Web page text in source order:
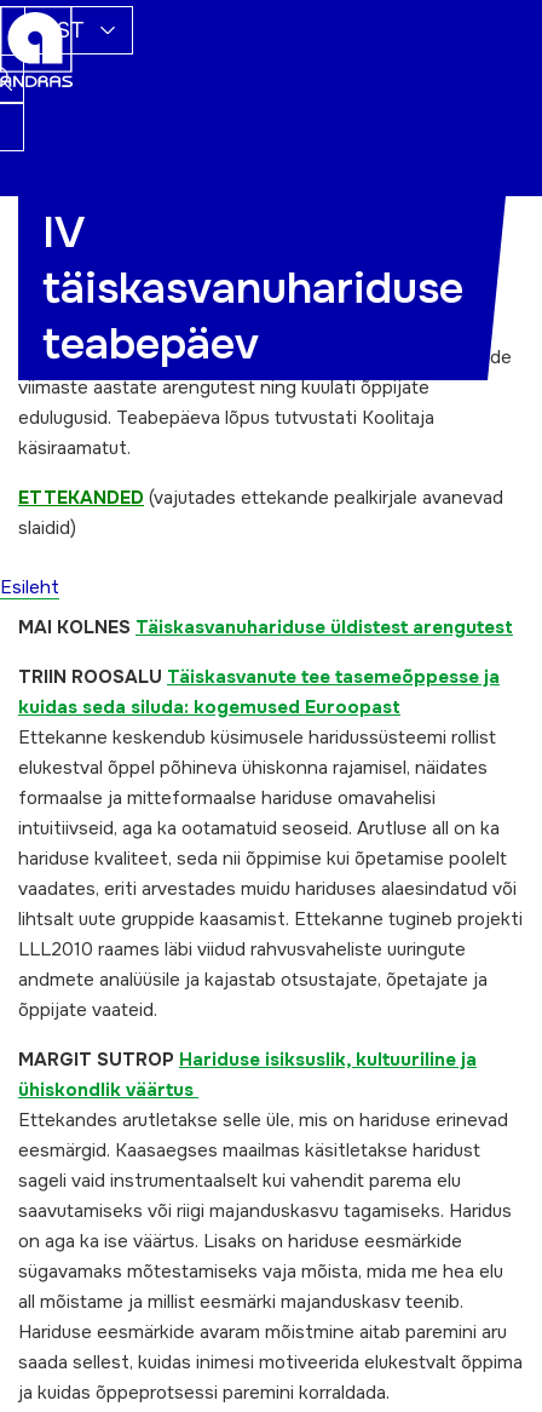
EST
Esileht
IV
täiskasvanuhariduse
teabepäev
Teisipäeval, 15. novembril, toimus Tallinnas
täiskasvanuhariduse teabepäev, millest võttis osa üle 130
inimese.
Teabepäeval tutvustatati erinevaid uuringuid, anti ülevaade
viimaste aastate arengutest ning kuulati õppijate
edulugusid. Teabepäeva lõpus tutvustati Koolitaja
käsiraamatut.
ETTEKANDED (vajutades ettekande pealkirjale avanevad
slaidid)
MAI KOLNES Täiskasvanuhariduse üldistest arengutest
TRIIN ROOSALU Täiskasvanute tee tasemeõppesse ja
kuidas seda siluda: kogemused Euroopast
Ettekanne keskendub küsimusele haridussüsteemi rollist
elukestval õppel põhineva ühiskonna rajamisel, näidates
formaalse ja mitteformaalse hariduse omavahelisi
intuitiivseid, aga ka ootamatuid seoseid. Arutluse all on ka
hariduse kvaliteet, seda nii õppimise kui õpetamise poolelt
vaadates, eriti arvestades muidu hariduses alaesindatud või
lihtsalt uute gruppide kaasamist. Ettekanne tugineb projekti
LLL2010 raames läbi viidud rahvusvaheliste uuringute
andmete analüüsile ja kajastab otsustajate, õpetajate ja
õppijate vaateid.
MARGIT SUTROP Hariduse isiksuslik, kultuuriline ja
ühiskondlik väärtus
Ettekandes arutletakse selle üle, mis on hariduse erinevad
eesmärgid. Kaasaegses maailmas käsitletakse haridust
sageli vaid instrumentaalselt kui vahendit parema elu
saavutamiseks või riigi majanduskasvu tagamiseks. Haridus
on aga ka ise väärtus. Lisaks on hariduse eesmärkide
sügavamaks mõtestamiseks vaja mõista, mida me hea elu
all mõistame ja millist eesmärki majanduskasv teenib.
Hariduse eesmärkide avaram mõistmine aitab paremini aru
saada sellest, kuidas inimesi motiveerida elukestvalt õppima
ja kuidas õppeprotsessi paremini korraldada.